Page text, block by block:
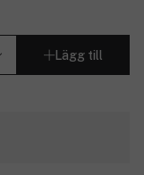
Lägg till